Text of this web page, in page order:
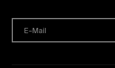
E-Mail